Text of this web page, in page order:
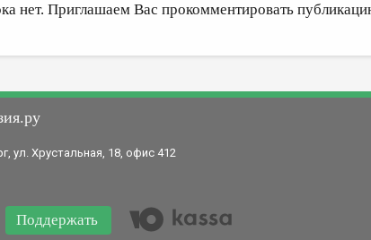
нет. Приглашаем Вас прокомментировать
ул. Хрустальная, 18, офис 412
Поддержать